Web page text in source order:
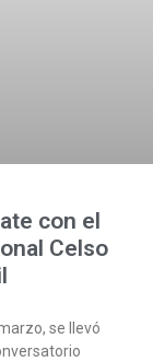
con el
Celso
se llevó